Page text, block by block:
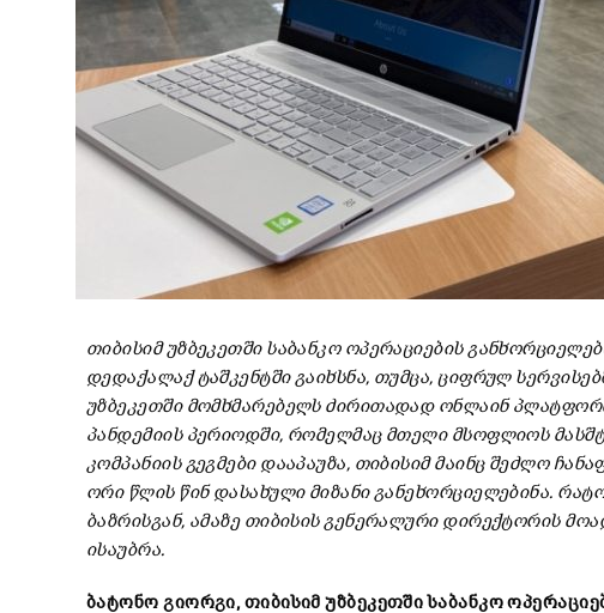
თიბისიმ უზბეკეთში საბანკო ოპერაციების
დედაქალაქ ტაშკენტში გაიხსნა, თუმცა, ციფრულ
უზბეკეთში მომხმარებელს ძირითადად ონლაინ
პანდემიის პერიოდში, რომელმაც მთელი მსოფლიოს
კომპანიის გეგმები დააპაუზა, თიბისიმ მაინც შეძლო
ორი წლის წინ დასახული მიზანი განეხორციელებინა.
ბაზრისგან, ამაზე თიბისის გენერალური დირექტორის
ისაუბრა.
ბატონო გიორგი, თიბისიმ უზბეკეთში საბანკო